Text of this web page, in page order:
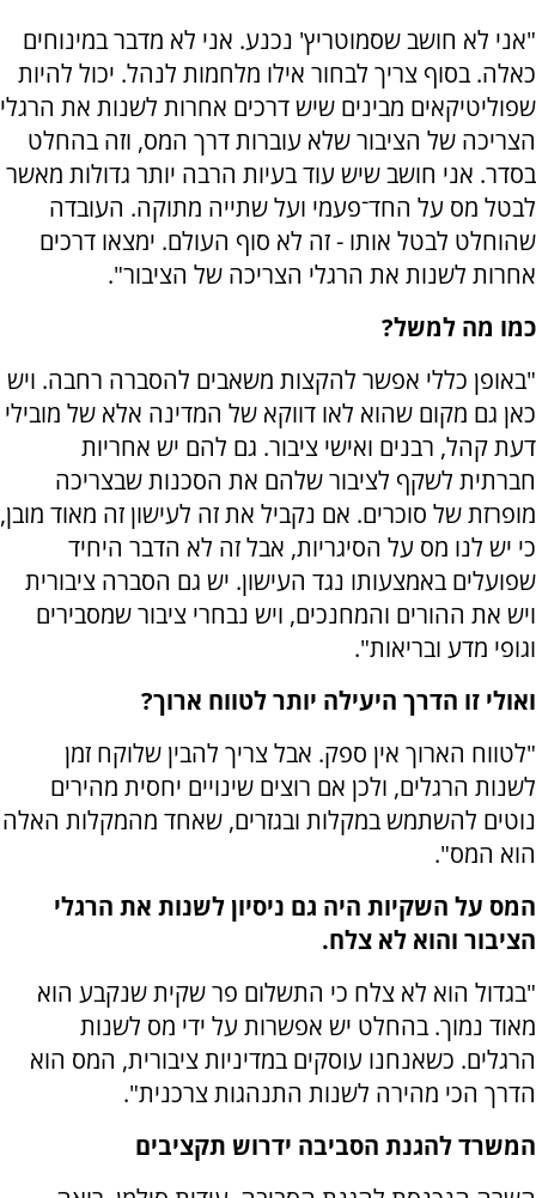
"אני לא חושב שסמוטריץ' נכנע. אני לא מדבר במינוחים
כאלה. בסוף צריך לבחור אילו מלחמות לנהל. יכול להיות
שפוליטיקאים מבינים שיש דרכים אחרות לשנות את הרגלי
הצריכה של הציבור שלא עוברות דרך המס, וזה בהחלט
בסדר. אני חושב שיש עוד בעיות הרבה יותר גדולות מאשר
לבטל מס על החד־פעמי ועל שתייה מתוקה. העובדה
שהוחלט לבטל אותו - זה לא סוף העולם. ימצאו דרכים
אחרות לשנות את הרגלי הצריכה של הציבור".
כמו מה למשל?
"באופן כללי אפשר להקצות משאבים להסברה רחבה. ויש
כאן גם מקום שהוא לאו דווקא של המדינה אלא של מובילי
דעת קהל, רבנים ואישי ציבור. גם להם יש אחריות
חברתית לשקף לציבור שלהם את הסכנות שבצריכה
מופרזת של סוכרים. אם נקביל את זה לעישון זה מאוד מובן,
כי יש לנו מס על הסיגריות, אבל זה לא הדבר היחיד
שפועלים באמצעותו נגד העישון. יש גם הסברה ציבורית
ויש את ההורים והמחנכים, ויש נבחרי ציבור שמסבירים
וגופי מדע ובריאות".
ואולי זו הדרך היעילה יותר לטווח ארוך?
"לטווח הארוך אין ספק. אבל צריך להבין שלוקח זמן
לשנות הרגלים, ולכן אם רוצים שינויים יחסית מהירים
נוטים להשתמש במקלות ובגזרים, שאחד מהמקלות האלה
הוא המס".
המס על השקיות היה גם ניסיון לשנות את הרגלי
הציבור והוא לא צלח.
"בגדול הוא לא צלח כי התשלום פר שקית שנקבע הוא
מאוד נמוך. בהחלט יש אפשרות על ידי מס לשנות
הרגלים. כשאנחנו עוסקים במדיניות ציבורית, המס הוא
הדרך הכי מהירה לשנות התנהגות צרכנית".
המשרד להגנת הסביבה ידרוש תקציבים